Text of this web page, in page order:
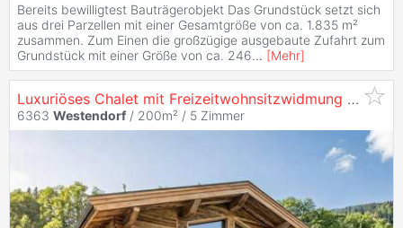
Bereits bewilligtest Bauträgerobjekt Das Grundstück setzt sich
aus drei Parzellen mit einer Gesamtgröße von ca. 1.835 m²
zusammen. Zum Einen die großzügige ausgebaute Zufahrt zum
Grundstück mit einer Größe von ca. 246... [Mehr]
Luxuriöses Chalet mit Freizeitwohnsitzwidmung und Blick über
6363 Westendorf / 200m² / 5 Zimmer